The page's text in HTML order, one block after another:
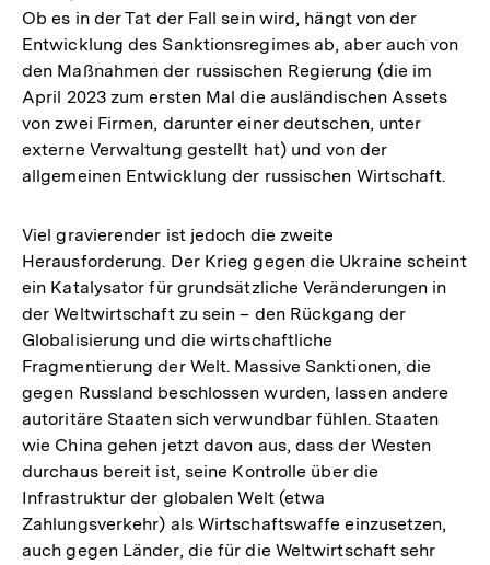
Ob es in der Tat der Fall sein wird, hängt von der
Entwicklung des Sanktionsregimes ab, aber auch von
den Maßnahmen der russischen Regierung (die im
April 2023 zum ersten Mal die ausländischen Assets
von zwei Firmen, darunter einer deutschen, unter
externe Verwaltung gestellt hat) und von der
allgemeinen Entwicklung der russischen Wirtschaft.
Viel gravierender ist jedoch die zweite
Herausforderung. Der Krieg gegen die Ukraine scheint
ein Katalysator für grundsätzliche Veränderungen in
der Weltwirtschaft zu sein – den Rückgang der
Globalisierung und die wirtschaftliche
Fragmentierung der Welt. Massive Sanktionen, die
gegen Russland beschlossen wurden, lassen andere
autoritäre Staaten sich verwundbar fühlen. Staaten
wie China gehen jetzt davon aus, dass der Westen
durchaus bereit ist, seine Kontrolle über die
Infrastruktur der globalen Welt (etwa
Zahlungsverkehr) als Wirtschaftswaffe einzusetzen,
auch gegen Länder, die für die Weltwirtschaft sehr